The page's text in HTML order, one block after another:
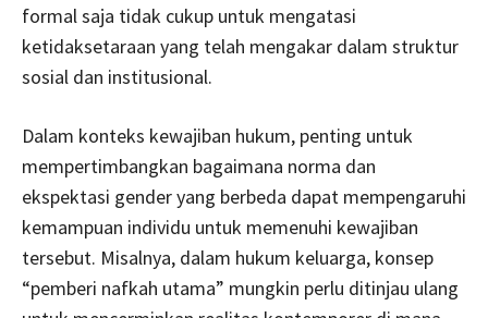
formal saja tidak cukup untuk mengatasi
ketidaksetaraan yang telah mengakar dalam struktur
sosial dan institusional.
Dalam konteks kewajiban hukum, penting untuk
mempertimbangkan bagaimana norma dan
ekspektasi gender yang berbeda dapat mempengaruhi
kemampuan individu untuk memenuhi kewajiban
tersebut. Misalnya, dalam hukum keluarga, konsep
“pemberi nafkah utama” mungkin perlu ditinjau ulang